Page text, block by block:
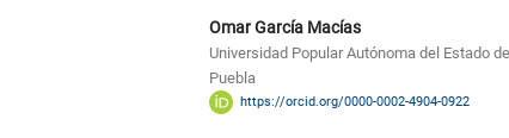
Omar García Macías
Universidad Popular Autónoma del Estado de
Puebla
https://orcid.org/0000-0002-4904-0922